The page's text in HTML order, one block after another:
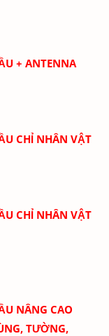
+ ANTENNA
CHỈ NHÂN VẬT
CHỈ NHÂN VẬT
NÂNG CAO
TƯỜNG,